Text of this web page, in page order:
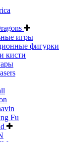
игры
фигурки
кисти
Fu